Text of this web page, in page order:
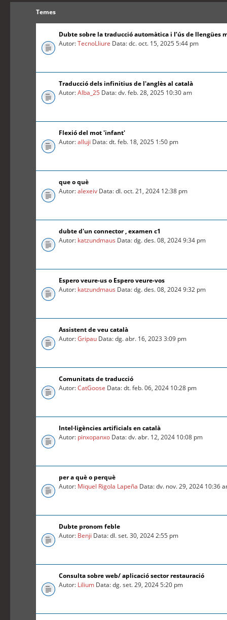
Temes
Dubte sobre la traducció automàtica i l’ús de llengües
Autor:TecnoLliure Data: dc. oct. 15, 2025 5:44 pm
Traducció dels infinitius de l'anglès al català
Autor:Alba_25 Data: dv. feb. 28, 2025 10:30 am
Flexió del mot 'infant'
Autor:alluji Data: dt. feb. 18, 2025 1:50 pm
que o què
Autor:alexeiv Data: dl. oct. 21, 2024 12:38 pm
dubte d'un connector , examen c1
Autor: katzundmaus Data: dg. des. 08, 2024 9:34 pm
Espero veure-us o Espero veure-vos
Autor: katzundmaus Data: dg. des. 08, 2024 9:32 pm
Assistent de veu català
Autor:Gripau Data: dg. abr. 16, 2023 3:09 pm
Comunitats de traducció
Autor:CatGoose Data: dt. feb. 06, 2024 10:28 pm
Intel·ligències artificials en català
Autor: pinxopanxo Data: dv. abr. 12, 2024 10:08 pm
per a què o perquè
Autor: Miquel Rigola Lapeña Data: dv. nov. 29, 2024 10:36
Dubte pronom feble
Autor: Benji Data: dl. set. 30, 2024 2:55 pm
Consulta sobre web/ aplicació sector restauració
Autor: Lilium Data: dg. set. 29, 2024 5:20 pm